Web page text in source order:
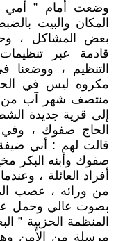
وضعت أمام ” أمي
المكان والبيت
بعض المشاكل ،
قادمة عبر
التنظيم ، ووضعنا
مكروه ليس في
إلى قرية جديدة
الحاج صفوك ، وفي
قالت لهم : أني
صفوك وأبنه البكر
أفراد العائلة ،
من ورائه ، عصب
بصوت عالي وحمل
المنظمة الحزبية ”
مرسلة من الأمن